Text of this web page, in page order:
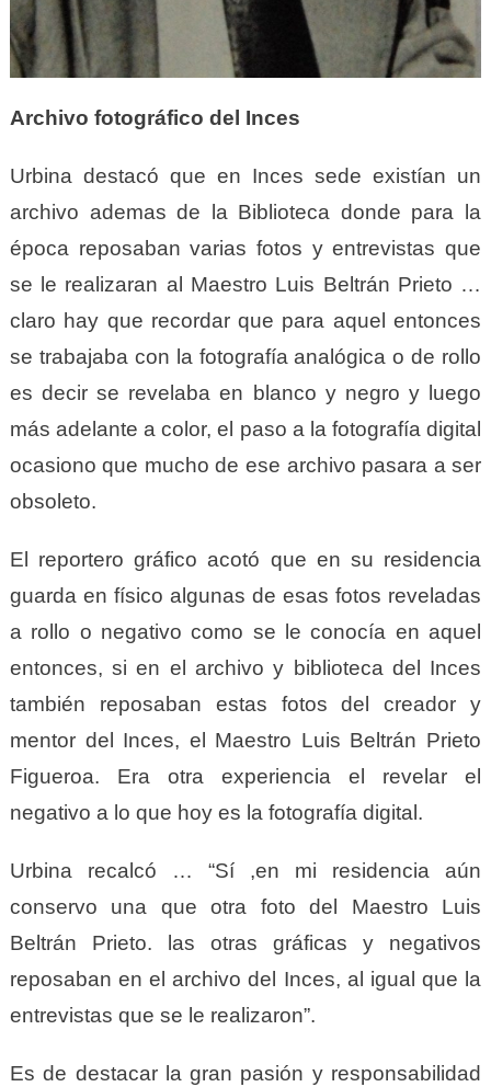
Archivo fotográfico del Inces
Urbina destacó que en Inces sede existían un
archivo ademas de la Biblioteca donde para la
época reposaban varias fotos y entrevistas que
se le realizaran al Maestro Luis Beltrán Prieto …
claro hay que recordar que para aquel entonces
se trabajaba con la fotografía analógica o de rollo
es decir se revelaba en blanco y negro y luego
más adelante a color, el paso a la fotografía digital
ocasiono que mucho de ese archivo pasara a ser
obsoleto.
El reportero gráfico acotó que en su residencia
guarda en físico algunas de esas fotos reveladas
a rollo o negativo como se le conocía en aquel
entonces, si en el archivo y biblioteca del Inces
también reposaban estas fotos del creador y
mentor del Inces, el Maestro Luis Beltrán Prieto
Figueroa. Era otra experiencia el revelar el
negativo a lo que hoy es la fotografía digital.
Urbina recalcó … “Sí ,en mi residencia aún
conservo una que otra foto del Maestro Luis
Beltrán Prieto.
as otras gráficas y negativos
reposaban en el archivo del Inces, al igual que la
entrevistas que se le realizaron”.
Es de destacar la gran pasión y responsabilidad